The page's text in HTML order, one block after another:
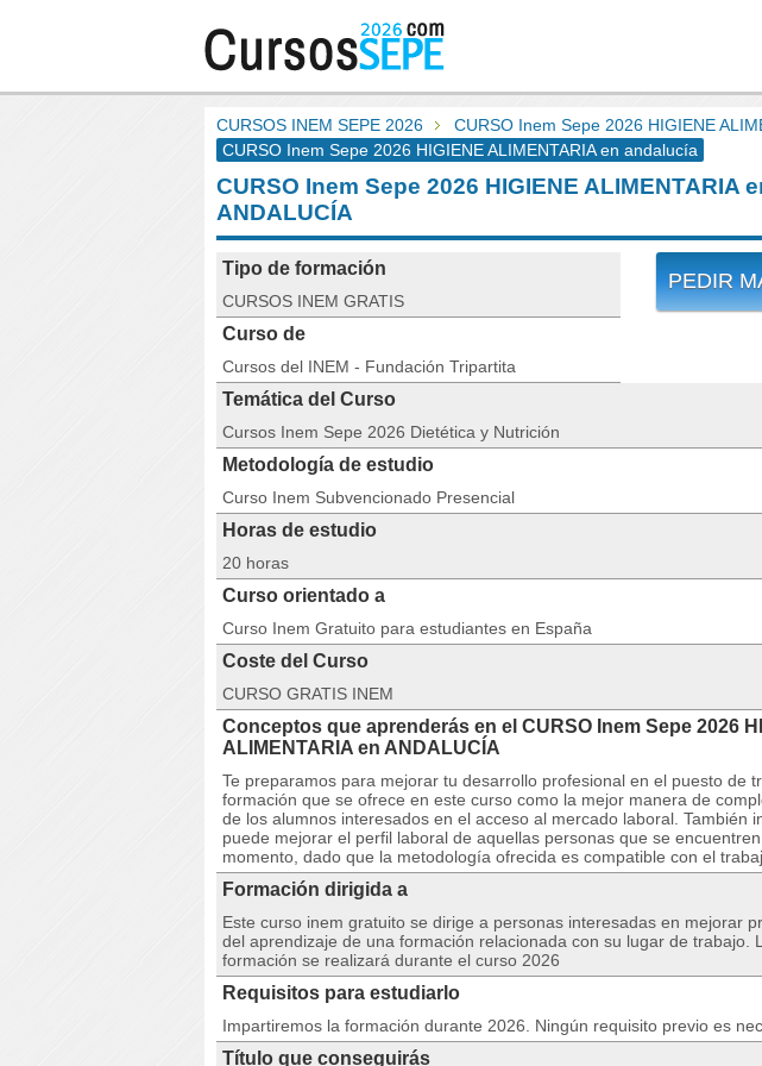
CURSOS INEM SEPE 2026
CURSO Inem Sepe 2026 HIGIENE
CURSO Inem Sepe 2026 HIGIENE ALIMENTARIA en andalucía
CURSO Inem Sepe 2026 HIGIENE ALIMENTARIA
ANDALUCÍA
PEDIR
Tipo de formación
CURSOS INEM GRATIS
Curso de
Cursos del INEM - Fundación Tripartita
Temática del Curso
Cursos Inem Sepe 2026 Dietética y Nutrición
Metodología de estudio
Curso Inem Subvencionado Presencial
Horas de estudio
20 horas
Curso orientado a
Curso Inem Gratuito para estudiantes en España
Coste del Curso
CURSO GRATIS INEM
Conceptos que aprenderás en el CURSO Inem Sepe 2026
ALIMENTARIA en ANDALUCÍA
Te preparamos para mejorar tu desarrollo profesional en el puesto de
formación que se ofrece en este curso como la mejor manera de
de los alumnos interesados en el acceso al mercado laboral. También
puede mejorar el perfil laboral de aquellas personas que se
momento, dado que la metodología ofrecida es compatible con el
Formación dirigida a
Este curso inem gratuito se dirige a personas interesadas en mejorar
del aprendizaje de una formación relacionada con su lugar de trabajo.
formación se realizará durante el curso 2026
Requisitos para estudiarlo
Impartiremos la formación durante 2026. Ningún requisito previo es
Título que conseguirás